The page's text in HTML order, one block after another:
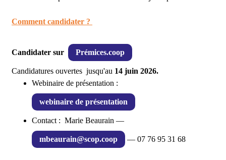
Comment candidater ?
Candidater sur Prémices.coop
Candidatures ouvertes jusqu'au 14 juin 2026.
Webinaire de présentation :
webinaire de présentation
Contact : Marie Beaurain —
mbeaurain@scop.coop — 07 76 95 31 68